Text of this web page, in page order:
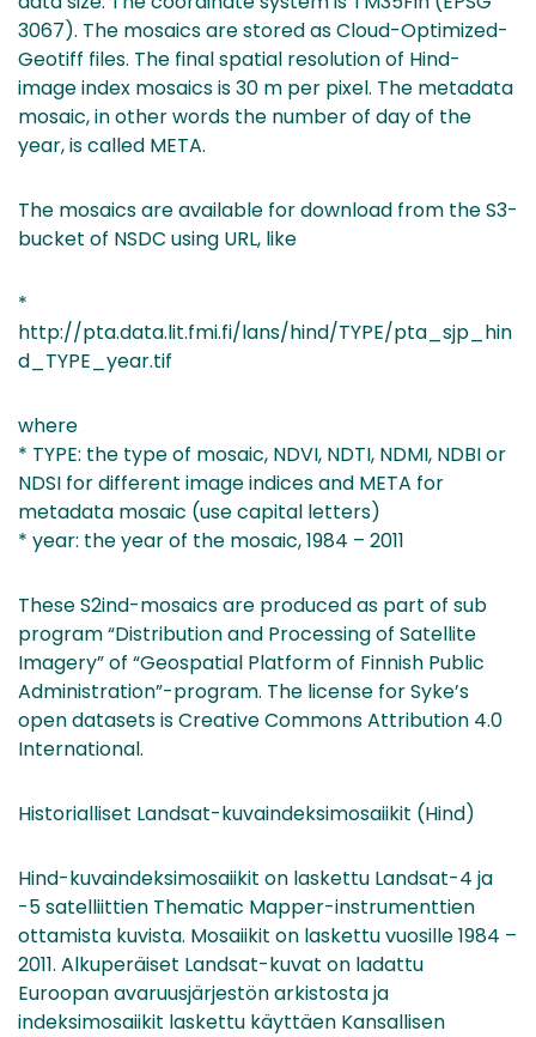
3067). The mosaics are stored as Cloud-Optimized-
Geotiff files. The final spatial resolution of Hind-
image index mosaics is 30 m per pixel. The metadata
mosaic, in other words the number of day of the
year, is called META.
The mosaics are available for download from the S3-
bucket of NSDC using URL, like
*
http://pta.data.lit.fmi.fi/lans/hind/TYPE/pta_sjp_hin
d_TYPE_year.tif
where
* TYPE: the type of mosaic, NDVI, NDTI, NDMI, NDBI or
NDSI for different image indices and META for
metadata mosaic (use capital letters)
* year: the year of the mosaic, 1984 – 2011
These S2ind-mosaics are produced as part of sub
program “Distribution and Processing of Satellite
Imagery” of “Geospatial Platform of Finnish Public
Administration”-program. The license for Syke’s
open datasets is Creative Commons Attribution 4.0
International.
Historialliset Landsat-kuvaindeksimosaiikit (Hind)
Hind-kuvaindeksimosaiikit on laskettu Landsat-4 ja
-5 satelliittien Thematic Mapper-instrumenttien
ottamista kuvista. Mosaiikit on laskettu vuosille 1984 –
2011. Alkuperäiset Landsat-kuvat on ladattu
Euroopan avaruusjärjestön arkistosta ja
indeksimosaiikit laskettu käyttäen Kansallisen